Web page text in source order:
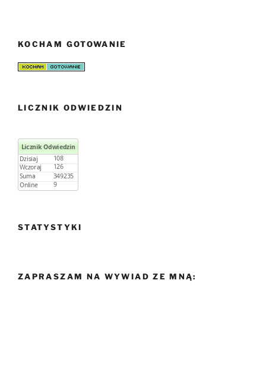
KOCHAM GOTOWANIE
LICZNIK ODWIEDZIN
STATYSTYKI
ZAPRASZAM NA WYWIAD ZE MNĄ: